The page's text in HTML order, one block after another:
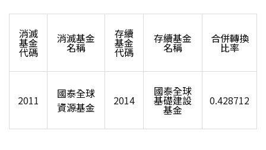
消滅
基金
代碼
消滅基金
名稱
存續
基金
代碼
存續基金
名稱
合併轉換
比率
2011
國泰全球
資源基金
2014
國泰全球
基礎建設
基金
0.428712